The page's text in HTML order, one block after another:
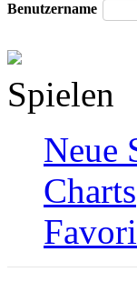
Benutzername
Spielen
Neue
Charts